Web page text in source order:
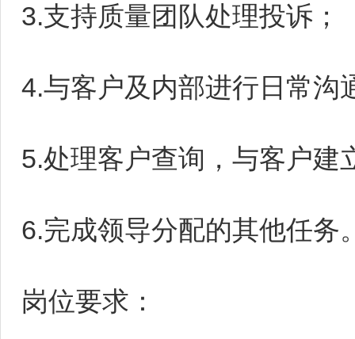
3.支持质量团队处理投诉；
4.与客户及内部进行日常沟
5.处理客户查询，与客户建
6.完成领导分配的其他任务
岗位要求：